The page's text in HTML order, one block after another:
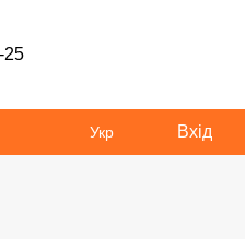
25
Укр Вхід